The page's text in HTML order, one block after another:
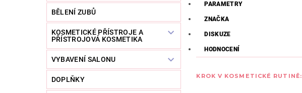
BĚLENÍ ZUBŮ
KOSMETICKÉ PŘÍSTROJE A
PŘÍSTROJOVÁ KOSMETIKA
VYBAVENÍ SALONU
DOPLŇKY
PARAMETRY
ZNAČKA
DISKUZE
HODNOCENÍ
KROK V KOSMETICKÉ RUTINĚ: